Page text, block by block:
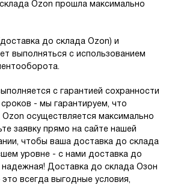
Ozon прошла максимально
до склада Ozon) и
выполняться с использованием
с гарантией сохранности
- мы гарантируем, что
осуществляется максимально
заявку прямо на сайте нашей
чтобы ваша доставка до склада
уровне - с нами доставка до
надежная! Доставка до склада Озон
всегда выгодные условия,